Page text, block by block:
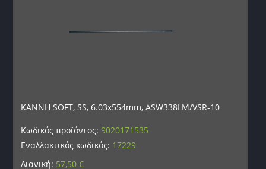
KANNH SOFT, SS, 6.03x554mm, ASW338LM/VSR-10
Κωδικός προϊόντος:9020171535
Εναλλακτικός κωδικός: 17229
Λιανική: 57,50€